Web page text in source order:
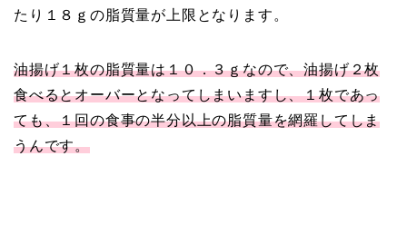
たり１８ｇの脂質量が上限となります。
油揚げ１枚の脂質量は１０．３ｇなので、油揚げ２枚
食べるとオーバーとなってしまいますし、１枚であっ
ても、１回の食事の半分以上の脂質量を網羅してしま
うんです。